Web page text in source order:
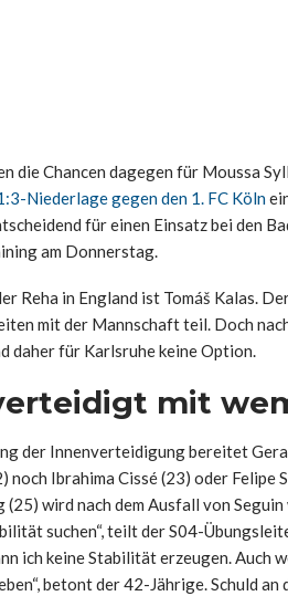
die Chancen dagegen für Moussa
Niederlage gegen den 1. FC Köln
für einen Einsatz bei den
am Donnerstag.
Reha in England ist Tomáš Kalas.
mit der Mannschaft teil. Doch
daher für Karlsruhe keine Option.
mit
der Innenverteidigung bereitet
noch Ibrahima Cissé (23) oder Felipe
(25) wird nach dem Ausfall von
suchen“, teilt der S04-
ich keine Stabilität erzeugen. Auch
betont der 42-Jährige. Schuld